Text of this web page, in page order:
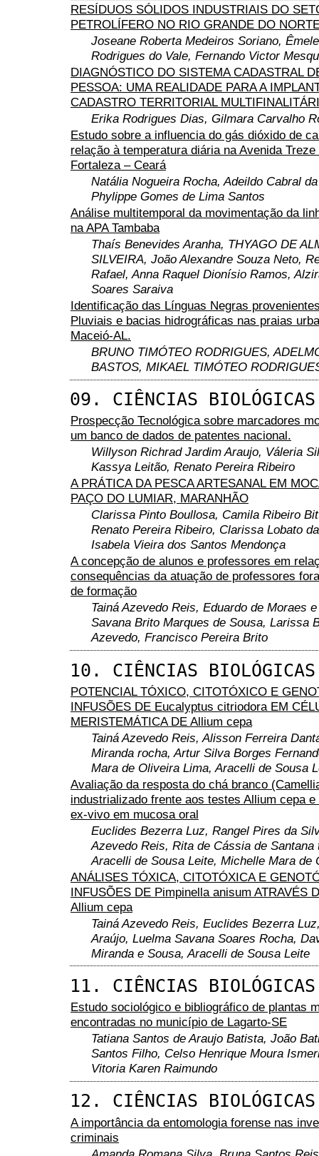
RESÍDUOS SÓLIDOS INDUSTRIAIS DO
PETROLÍFERO NO RIO GRANDE DO
Joseane Roberta Medeiros Soriano,
Rodrigues do Vale, Fernando Victor
DIAGNÓSTICO DO SISTEMA CADASTRAL
PESSOA: UMA REALIDADE PARA A
CADASTRO TERRITORIAL
Erika Rodrigues Dias, Gilmara Carvalho
Estudo sobre a influencia do gás dióxido de
relação à temperatura diária na Avenida
Fortaleza – Ceará
Natália Nogueira Rocha, Adeildo Cabral
Phylippe Gomes de Lima Santos
Análise multitemporal da movimentação da
na APA Tambaba
Thaís Benevides Aranha, THYAGO DE
SILVEIRA, João Alexandre Souza Neto,
Rafael, Anna Raquel Dionísio Ramos,
Soares Saraiva
Identificação das Línguas Negras
Pluviais e bacias hidrográficas nas praias
Maceió-AL.
BRUNO TIMÓTEO RODRIGUES,
BASTOS, MIKAEL TIMÓTEO
09. CIÊNCIAS
Prospecção Tecnológica sobre marcadores
um banco de dados de patentes nacional.
Willyson Richrad Jardim Araujo, Váleria
Kassya Leitão, Renato Pereira Ribeiro
A PRÁTICA DA PESCA ARTESANAL EM
PAÇO DO LUMIAR, MARANHÃO
Clarissa Pinto Boullosa, Camila Ribeiro
Renato Pereira Ribeiro, Clarissa Lobato
Isabela Vieira dos Santos Mendonça
A concepção de alunos e professores em
consequências da atuação de professores
de formação
Tainá Azevedo Reis, Eduardo de Moraes
Savana Brito Marques de Sousa, Larissa
Azevedo, Francisco Pereira Brito
10. CIÊNCIAS
POTENCIAL TÓXICO, CITOTÓXICO E
INFUSÕES DE Eucalyptus citriodora EM
MERISTEMÁTICA DE Allium cepa
Tainá Azevedo Reis, Alisson Ferreira
Miranda rocha, Artur Silva Borges
Mara de Oliveira Lima, Aracelli de Sousa
Avaliação da resposta do chá branco
industrializado frente aos testes Allium cepa
ex-vivo em mucosa oral
Euclides Bezerra Luz, Rangel Pires da
Azevedo Reis, Rita de Cássia de Santana
Aracelli de Sousa Leite, Michelle Mara de
ANÁLISES TÓXICA, CITOTÓXICA E
INFUSÕES DE Pimpinella anisum ATRAVÉS
Allium cepa
Tainá Azevedo Reis, Euclides Bezerra
Araújo, Luelma Savana Soares Rocha,
Miranda e Sousa, Aracelli de Sousa Leite
11. CIÊNCIAS
Estudo sociológico e bibliográfico de plantas
encontradas no município de Lagarto-SE
Tatiana Santos de Araujo Batista, João
Santos Filho, Celso Henrique Moura
Vitoria Karen Raimundo
12. CIÊNCIAS
A importância da entomologia forense nas
criminais